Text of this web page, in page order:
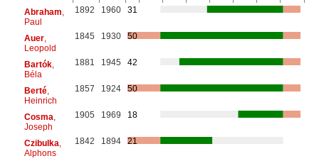
Abraham
Paul
1892 1960 31
Auer,
Leopold
1845 1930 50
Bartók,
Béla
1881 1945 42
Berté,
Heinrich
1857 1924 50
Cosma
Joseph
1905 1969 18
Czibulka
Alphons
1842 1894 21